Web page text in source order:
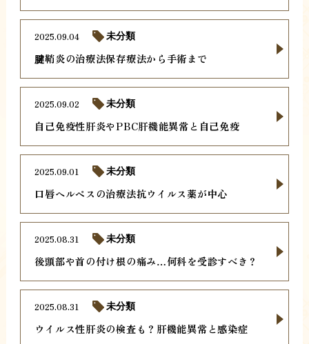
腱鞘炎の治療法保存療法から手術まで
2025.09.04 未分類
自己免疫性肝炎やPBC肝機能異常と自己免疫
2025.09.02 未分類
口唇ヘルペスの治療法抗ウイルス薬が中心
2025.09.01 未分類
後頭部や首の付け根の痛み…何科を受診すべき？
2025.08.31 未分類
ウイルス性肝炎の検査も？肝機能異常と感染症
2025.08.31 未分類